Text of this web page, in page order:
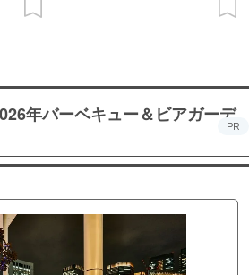
年バーベキュー＆ビアガーデ
PR